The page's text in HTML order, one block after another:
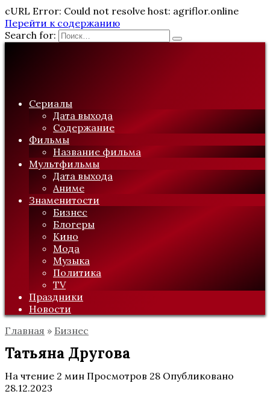
cURL Error: Could not resolve host: agriflor.online
Перейти к содержанию
Search for:
Сериалы
Дата выхода
Содержание
Фильмы
Название фильма
Мультфильмы
Дата выхода
Аниме
Знаменитости
Бизнес
Блогеры
Кино
Мода
Музыка
Политика
TV
Праздники
Новости
Главная » Бизнес
Татьяна Другова
На чтение 2 мин Просмотров 28 Опубликовано
28.12.2023